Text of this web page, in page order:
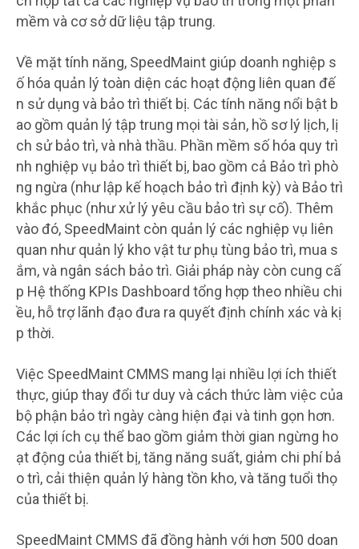
mềm và cơ sở dữ liệu tập trung.
Về mặt tính năng, SpeedMaint giúp doanh nghiệp s
ố hóa quản lý toàn diện các hoạt động liên quan đế
n sử dụng và bảo trì thiết bị. Các tính năng nổi bật b
ao gồm quản lý tập trung mọi tài sản, hồ sơ lý lịch, lị
ch sử bảo trì, và nhà thầu. Phần mềm số hóa quy trì
nh nghiệp vụ bảo trì thiết bị, bao gồm cả Bảo trì phò
ng ngừa (như lập kế hoạch bảo trì định kỳ) và Bảo trì
khắc phục (như xử lý yêu cầu bảo trì sự cố). Thêm
vào đó, SpeedMaint còn quản lý các nghiệp vụ liên
quan như quản lý kho vật tư phụ tùng bảo trì, mua s
ắm, và ngân sách bảo trì. Giải pháp này còn cung cấ
p Hệ thống KPIs Dashboard tổng hợp theo nhiều chi
ều, hỗ trợ lãnh đạo đưa ra quyết định chính xác và kị
p thời.
Việc SpeedMaint CMMS mang lại nhiều lợi ích thiết
thực, giúp thay đổi tư duy và cách thức làm việc của
bộ phận bảo trì ngày càng hiện đại và tinh gọn hơn.
Các lợi ích cụ thể bao gồm giảm thời gian ngừng ho
ạt động của thiết bị, tăng năng suất, giảm chi phí bả
o trì, cải thiện quản lý hàng tồn kho, và tăng tuổi thọ
của thiết bị.
SpeedMaint CMMS đã đồng hành với hơn 500 doan